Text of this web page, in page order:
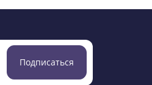
Подписаться